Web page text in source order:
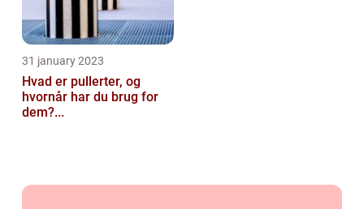
31 january 2023
Hvad er pullerter, og
hvornår har du brug for
dem?...